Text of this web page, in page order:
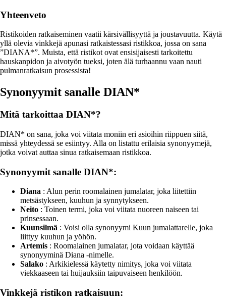
Yhteenveto
Ristikoiden ratkaiseminen vaatii kärsivällisyyttä ja joustavuutta. Käytä
yllä olevia vinkkejä apunasi ratkaistessasi ristikkoa, jossa on sana
”DIANA*”. Muista, että ristikot ovat ensisijaisesti tarkoitettu
hauskanpidon ja aivotyön tueksi, joten älä turhaannu vaan nauti
pulmanratkaisun prosessista!
Synonyymit sanalle DIAN*
Mitä tarkoittaa DIAN*?
DIAN* on sana, joka voi viitata moniin eri asioihin riippuen siitä,
missä yhteydessä se esiintyy. Alla on listattu erilaisia synonyymejä,
jotka voivat auttaa sinua ratkaisemaan ristikkoa.
Synonyymit sanalle DIAN*:
Diana : Alun perin roomalainen jumalatar, joka liitettiin
metsästykseen, kuuhun ja synnytykseen.
Neito : Toinen termi, joka voi viitata nuoreen naiseen tai
prinsessaan.
Kuunsilmä : Voisi olla synonyymi Kuun jumalattarelle, joka
liittyy kuuhun ja yöhön.
Artemis : Roomalainen jumalatar, jota voidaan käyttää
synonyyminä Diana -nimelle.
Salako : Arkikielessä käytetty nimitys, joka voi viitata
viekkaaseen tai huijauksiin taipuvaiseen henkilöön.
Vinkkejä ristikon ratkaisuun: